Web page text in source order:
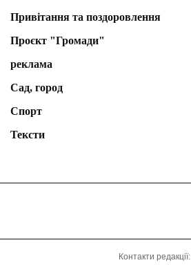
Привітання та поздоровлення
Проєкт "Громади"
реклама
Сад, город
Спорт
Тексти
Контакти редакції: